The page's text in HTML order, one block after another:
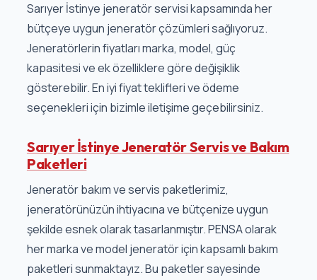
Sarıyer İstinye jeneratör servisi kapsamında her
bütçeye uygun jeneratör çözümleri sağlıyoruz.
Jeneratörlerin fiyatları marka, model, güç
kapasitesi ve ek özelliklere göre değişiklik
gösterebilir. En iyi fiyat teklifleri ve ödeme
seçenekleri için bizimle iletişime geçebilirsiniz.
Sarıyer İstinye Jeneratör Servis ve Bakım
Paketleri
Jeneratör bakım ve servis paketlerimiz,
jeneratörünüzün ihtiyacına ve bütçenize uygun
şekilde esnek olarak tasarlanmıştır. PENSA olarak
her marka ve model jeneratör için kapsamlı bakım
paketleri sunmaktayız. Bu paketler sayesinde